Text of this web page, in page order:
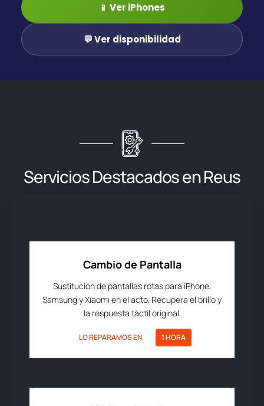
📱 Ver iPhones
💬 Ver disponibilidad
Servicios Destacados en Reus
Cambio de Pantalla
Sustitución de pantallas rotas para iPhone,
Samsung y Xiaomi en el acto. Recupera el brillo y
la respuesta táctil original.
LO REPARAMOS EN 1 HORA